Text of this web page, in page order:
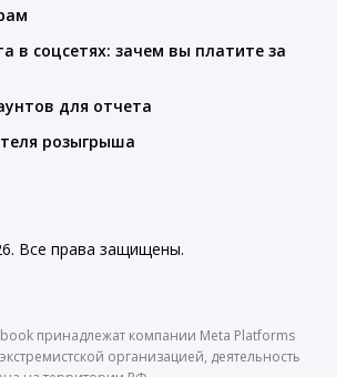
в соцсетях: зачем вы платите за
для отчета
розыгрыша
Все права защищены.
принадлежат компании Meta Platforms
организацией, деятельность